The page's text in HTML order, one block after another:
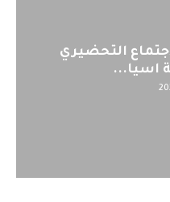
التحضيري
اسيا...